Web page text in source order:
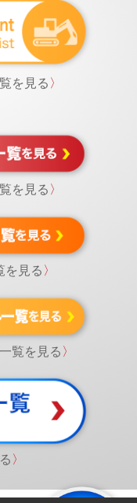
を見る 〉
を見る 〉
を見る 〉
覧を見る 〉
〉